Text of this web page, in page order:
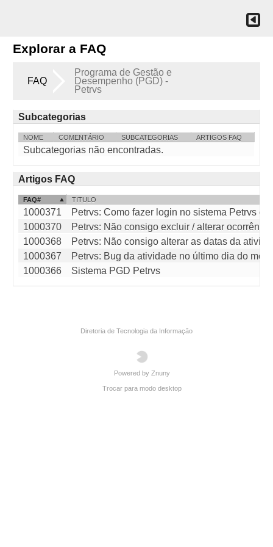
Explorar a FAQ
FAQ
Programa de Gestão e
Desempenho (PGD) -
Petrvs
Subcategorias
NOME COMENTÁRIO SUBCATEGORIAS ARTIGOS FAQ
Subcategorias não encontradas.
Artigos FAQ
FAQ# TITULO
1000371
Petrvs: Como fazer login no sistema Petrvs do
1000370
Petrvs: Não consigo excluir / alterar ocorrência
1000368
Petrvs: Não consigo alterar as datas da
1000367
Petrvs: Bug da atividade no último dia do mês
1000366
Sistema PGD Petrvs
Diretoria de Tecnologia da Informação
Powered by Znuny
Trocar para modo desktop